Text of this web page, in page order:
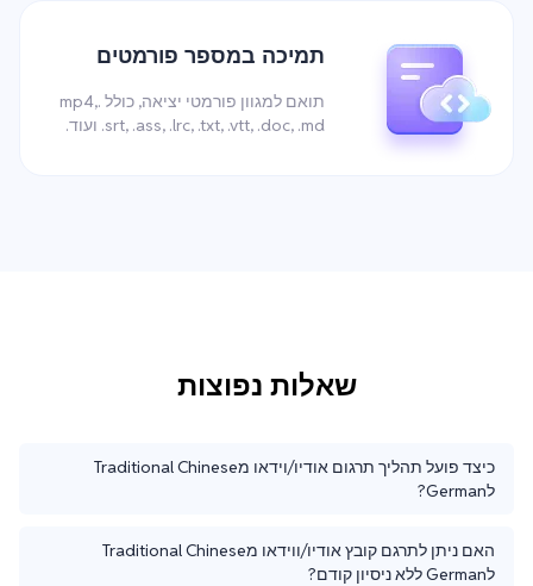
תמיכה במספר פורמטים
תואם למגוון פורמטי יציאה, כולל .mp4,
.srt, .ass, .lrc, .txt, .vtt, .doc, .md ועוד.
שאלות נפוצות
כיצד פועל תהליך תרגום אודיו/וידאו מTraditional Chinese
לGerman?
האם ניתן לתרגם קובץ אודיו/ווידאו מTraditional Chinese
לGerman ללא ניסיון קודם?